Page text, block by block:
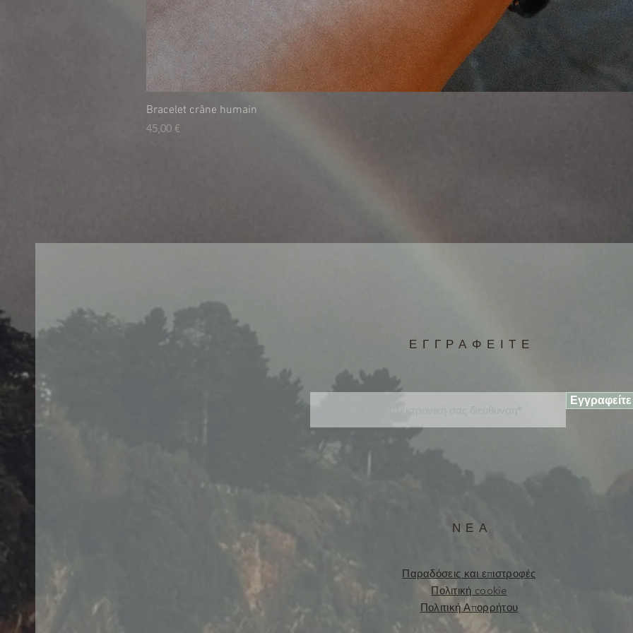
Bracelet crâne humain
Τιμή
45,00 €
ΕΓΓΡΑΦΕΙΤΕ
Εγγραφείτε
ΝΕΑ
Παραδόσεις και επιστροφές
Πολιτική cookie
Πολιτική Απορρήτου